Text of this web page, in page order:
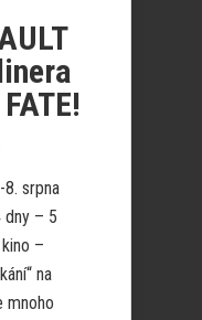
8. srpna
– 5
–
na
mnoho